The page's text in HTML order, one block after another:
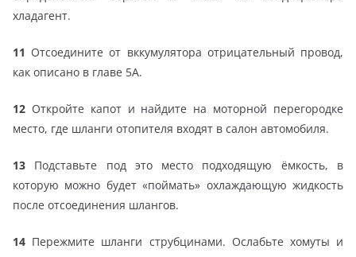
хладагент.
11 Отсоедините от вккумулятора отрицательный провод,
как описано в главе 5А.
12 Откройте капот и найдите на моторной перегородке
место, где шланги отопителя входят в салон автомобиля.
13 Подставьте под это место подходящую ёмкость, в
которую можно будет «поймать» охлаждающую жидкость
после отсоединения шлангов.
14 Пережмите шланги струбцинами. Ослабьте хомуты и